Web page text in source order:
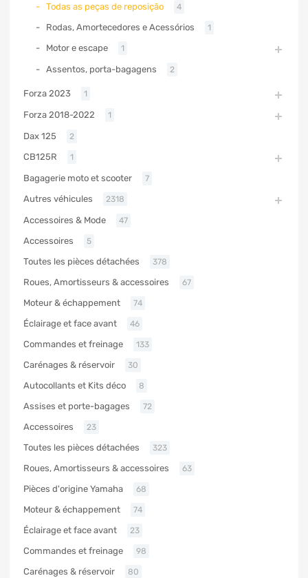
Todas as peças de reposição 4
Rodas, Amortecedores e Acessórios 1
Motor e escape 1
Assentos, porta-bagagens 2
Forza 2023 1
Forza 2018-2022 1
Dax 125 2
CB125R 1
Bagagerie moto et scooter 7
Autres véhicules 2318
Accessoires & Mode 47
Accessoires 5
Toutes les pièces détachées 378
Roues, Amortisseurs & accessoires 67
Moteur & échappement 74
Éclairage et face avant 46
Commandes et freinage 133
Carénages & réservoir 30
Autocollants et Kits déco 8
Assises et porte-bagages 72
Accessoires 23
Toutes les pièces détachées 323
Roues, Amortisseurs & accessoires 63
Pièces d'origine Yamaha 68
Moteur & échappement 74
Éclairage et face avant 23
Commandes et freinage 98
Carénages & réservoir 80